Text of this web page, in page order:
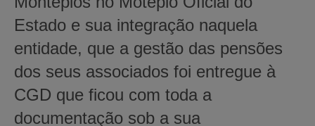
Estado e sua integração naquela
entidade, que a gestão das pensões
dos seus associados foi entregue à
CGD que ficou com toda a
documentação sob a sua